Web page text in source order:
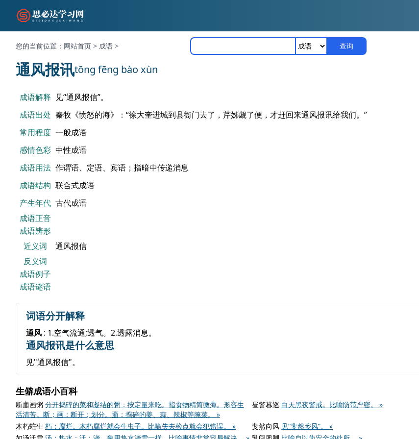
您的当前位置： 网站首页 > 成语 > 查询
通风报讯tōng fēng bào xùn
成语解释 见“通风报信”。
成语出处 秦牧《愤怒的海》：“徐大奎进城到县衙门去了，芹姊觑了便，才赶回来通风报讯给我们。”
常用程度 一般成语
感情色彩 中性成语
成语用法 作谓语、定语、宾语；指暗中传递消息
成语结构 联合式成语
产生年代 古代成语
成语正音
成语辨形
近义词
通风报信
反义词
成语例子
成语谜语
词语分开解释
通风 : 1.空气流通;透气。2.透露消息。
通风报讯是什么意思
见"通风报信"。
生僻成语小百科
断齑画粥 分开捣碎的菜和凝结的粥；按定量来吃。指食物精简微薄。形容生
活清苦。断；画：断开；划分。齑：捣碎的姜、蒜、辣椒等腌菜。 »
昼警暮巡 白天黑夜警戒。比喻防范严密。 »
木朽蛀生 朽：腐烂。木朽腐烂就会生虫子。比喻失去检点就会犯错误。 » 斐然向风 见“斐然乡风”。 »